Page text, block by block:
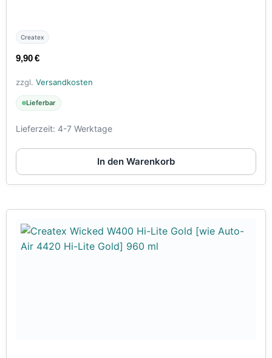
Createx
9,90€
zzgl. Versandkosten
Lieferbar
Lieferzeit: 4-7 Werktage
In den Warenkorb